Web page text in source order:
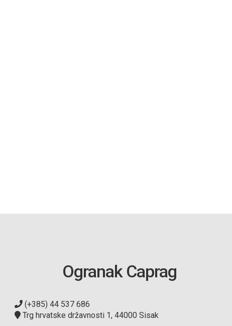
Ogranak Caprag
(+385) 44 537 686
Trg hrvatske državnosti 1, 44000 Sisak